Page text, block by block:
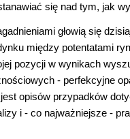
się nad tym, jak
głowią się
między potentatami
pozycji w wynikach
- perfekcyjne
opisów przypadków
i - co najważniejsze -